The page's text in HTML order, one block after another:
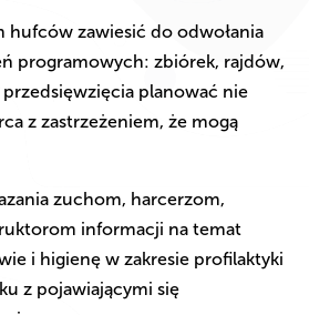
hufców zawiesić do odwołania
programowych: zbiórek, rajdów,
planować nie
z zastrzeżeniem, że mogą
zuchom, harcerzom,
informacji na temat
i higienę w zakresie profilaktyki
z pojawiającymi się